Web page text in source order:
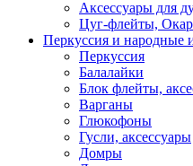
Аксессуары для
Цуг-флейты,
Перкуссия и народные
Перкуссия
Балалайки
Блок флейты,
Варганы
Глюкофоны
Гусли, аксессуары
Домры